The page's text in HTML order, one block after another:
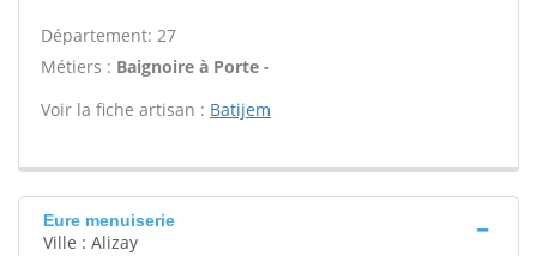
Département: 27
Métiers : Baignoire à Porte -
Voir la fiche artisan : Batijem
Eure menuiserie
Ville : Alizay